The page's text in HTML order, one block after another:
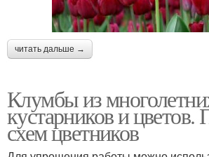
читать дальше →
Клумбы из
кустарников и
схем цветников